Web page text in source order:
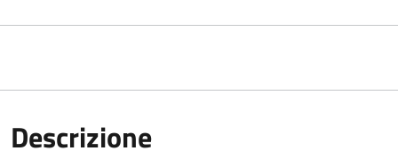
Descrizione